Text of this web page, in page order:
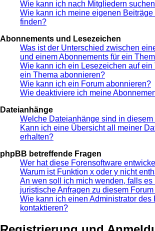
Wie kann ich nach Mitgliedern
Wie kann ich meine eigenen Beiträge
finden?
Abonnements und Lesezeichen
Was ist der Unterschied zwischen
und einem Abonnements für ein
Wie kann ich ein Lesezeichen auf ein
ein Thema abonnieren?
Wie kann ich ein Forum abonnieren?
Wie deaktiviere ich meine
Dateianhänge
Welche Dateianhänge sind in
Kann ich eine Übersicht all meiner
erhalten?
phpBB betreffende Fragen
Wer hat diese Forensoftware
Warum ist Funktion x oder y nicht
An wen soll ich mich wenden, falls
juristische Anfragen zu diesem
Wie kann ich einen Administrator des
kontaktieren?